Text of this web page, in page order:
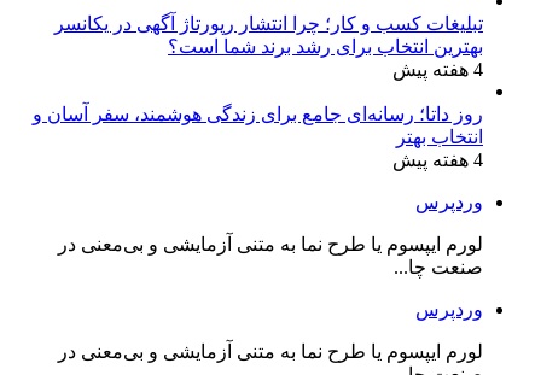
تبلیغات کسب و کار؛ چرا انتشار رپورتاژ آگهی در یکانسر
بهترین انتخاب برای رشد برند شما است؟
4 هفته پیش
روز داتا؛ رسانه‌ای جامع برای زندگی هوشمند، سفر آسان و
انتخاب بهتر
4 هفته پیش
وردپرس
لورم ایپسوم یا طرح‌ نما به متنی آزمایشی و بی‌معنی در
صنعت چا...
وردپرس
لورم ایپسوم یا طرح‌ نما به متنی آزمایشی و بی‌معنی در